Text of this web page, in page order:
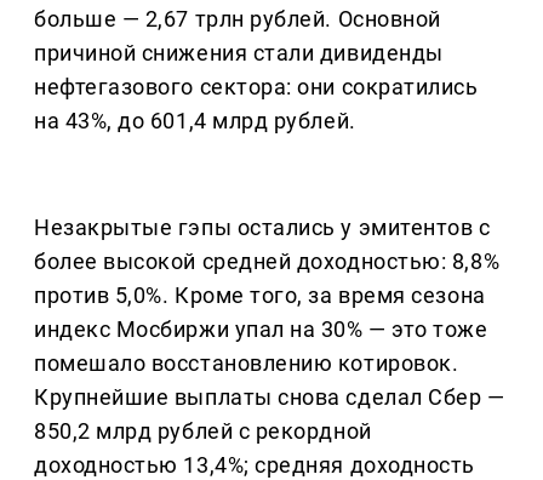
больше — 2,67 трлн рублей. Основной
причиной снижения стали дивиденды
нефтегазового сектора: они сократились
на 43%, до 601,4 млрд рублей.
Незакрытые гэпы остались у эмитентов с
более высокой средней доходностью: 8,8%
против 5,0%. Кроме того, за время сезона
индекс Мосбиржи упал на 30% — это тоже
помешало восстановлению котировок.
Крупнейшие выплаты снова сделал Сбер —
850,2 млрд рублей с рекордной
доходностью 13,4%; средняя доходность